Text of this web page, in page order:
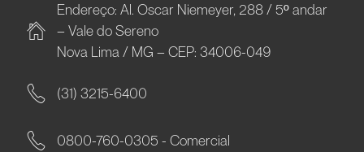
Endereço: Al. Oscar Niemeyer, 288 / 5º andar
– Vale do Sereno
Nova Lima / MG – CEP: 34006-049
(31) 3215-6400
0800-760-0305 - Comercial